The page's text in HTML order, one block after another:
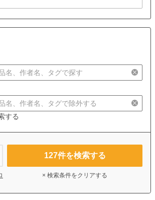
する
127件を検索する
× 検索条件をクリアする